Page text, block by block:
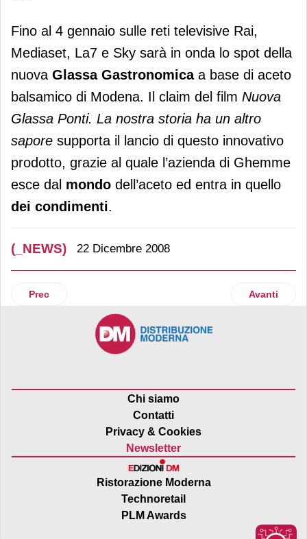
Ponti
Fino al 4 gennaio sulle reti televisive Rai,
Mediaset, La7 e Sky sarà in onda lo spot della
nuova Glassa Gastronomica a base di aceto
balsamico di Modena. Il claim del film Nuova
Glassa Ponti. La nostra storia ha un altro
sapore supporta il lancio di questo innovativo
prodotto, grazie al quale l’azienda di Ghemme
esce dal mondo dell’aceto ed entra in quello
dei condimenti.
(_NEWS) 22 Dicembre 2008
Articolo precedente: Natale
Prec Articolo
Avanti
Chi siamo
Contatti
Privacy & Cookies
Newsletter
Ristorazione Moderna
Technoretail
PLM Awards